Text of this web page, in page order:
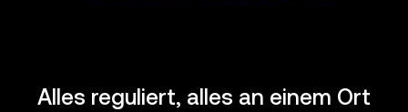
Alles reguliert, alles an einem Ort